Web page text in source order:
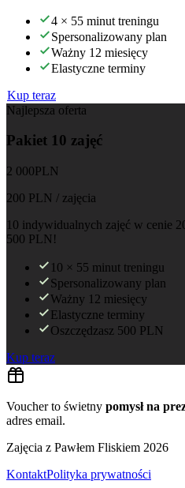
4 × 55 minut treningu
Spersonalizowany plan
Ważny 12 miesięcy
Elastyczne terminy
Kup teraz
Najlepsza oferta
Pakiet 10 zajęć
2 000PLN
200 PLN / zajęcia
10 indywidualnych zajęć w cenie
500 PLN!
10 × 55 minut treningu
Spersonalizowany plan
Ważny 12 miesięcy
Elastyczne terminy
Oszczędzasz 500 PLN
Kup teraz
Voucher to świetny pomysł na
adres email.
Zajęcia z Pawłem Fliskiem 2026
KontaktPolityka prywatności